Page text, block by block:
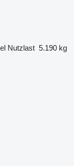
Nutzlast 5.190 kg